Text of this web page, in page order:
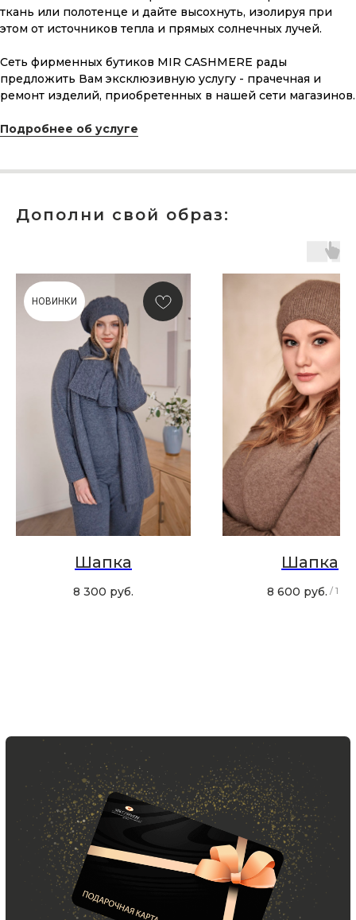
ткань или полотенце и дайте высохнуть, изолируя при
этом от источников тепла и прямых солнечных лучей.
Сеть фирменных бутиков MIR CASHMERE рады
предложить Вам эксклюзивную услугу - прачечная и
ремонт изделий, приобретенных в нашей сети магазинов.
Подробнее об услуге
Дополни свой образ:
НОВИНКИ
Шапка
8 300 руб.
Шапка
8 600 руб. / 1 шт
ПОДАРОЧНАЯ КАРТА
и рассчитанного на долгие годы?
КУПИТЬ КАРТУ
Скидка 10% за подписку
на Телеграм канал
Новинки, акции, подарки
и модный журнал — всё это
в нашем телеграмм канале:
MIR CASHMERE Official